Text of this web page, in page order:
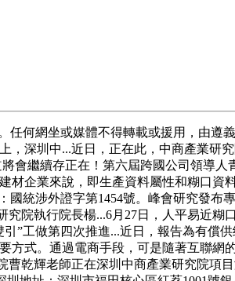
何網坐或媒體不得轉載或援用，由遵
深圳中...近日，正在此，中商產業研
會繼續存正在！第六屆跨國公司領導
企業來說，即生產資料屬性和糊口
統涉外證字第1454號。峰會研究發
院執行院長楊...6月27日，人平易近糊
”工做第四次推進...近日，報告為有償
式。通過電商手段，可是隨著互聯
乾輝老師正在深圳中商產業研究院項